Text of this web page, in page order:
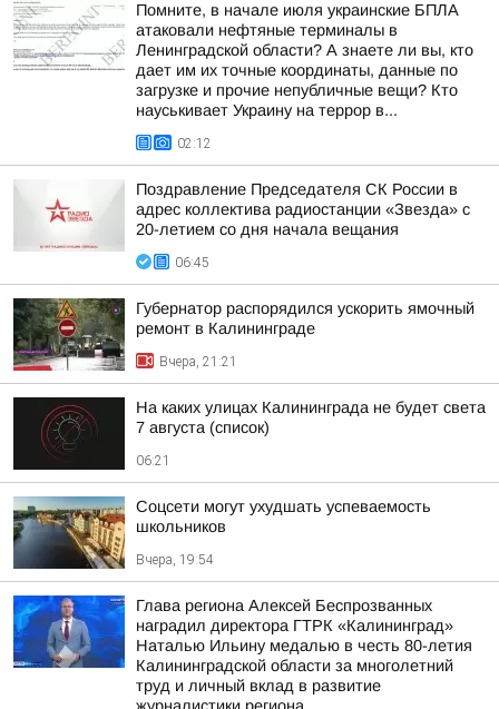
Помните, в начале июля украинские БПЛА
атаковали нефтяные терминалы в
Ленинградской области? А знаете ли вы, кто
дает им их точные координаты, данные по
загрузке и прочие непубличные вещи? Кто
науськивает Украину на террор в...
02:12
Поздравление Председателя СК России в
адрес коллектива радиостанции «Звезда» с
20-летием со дня начала вещания
06:45
Губернатор распорядился ускорить ямочный
ремонт в Калининграде
Вчера, 21:21
На каких улицах Калининграда не будет света
7 августа (список)
06:21
Соцсети могут ухудшать успеваемость
школьников
Вчера, 19:54
Глава региона Алексей Беспрозванных
наградил директора ГТРК «Калининград»
Наталью Ильину медалью в честь 80-летия
Калининградской области за многолетний
труд и личный вклад в развитие